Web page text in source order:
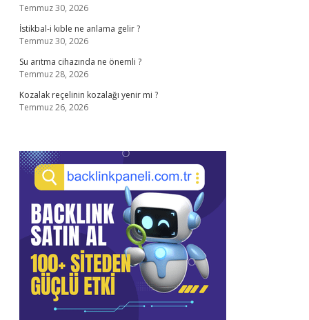
Temmuz 30, 2026
İstikbal-i kıble ne anlama gelir ?
Temmuz 30, 2026
Su arıtma cihazında ne önemli ?
Temmuz 28, 2026
Kozalak reçelinin kozalağı yenir mi ?
Temmuz 26, 2026